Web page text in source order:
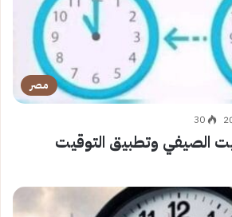
مصر
30
الصيفي وتطبيق التوقيت